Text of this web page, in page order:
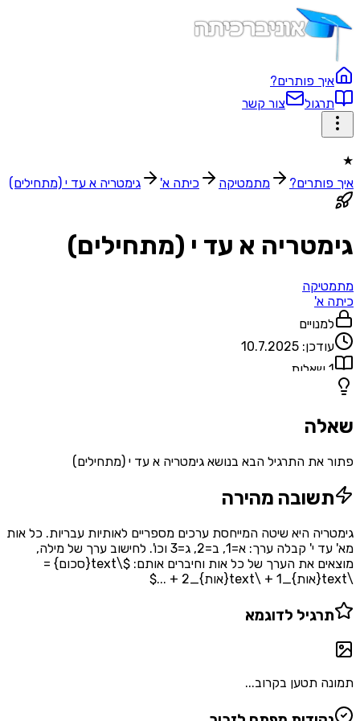
איך פותרים?
תרגול
צור קשר
★
איך פותרים?
מתמטיקה כיתה א' גימטריה א עד י (מתחילים)
גימטריה א עד י (מתחילים)
מתמטיקה
כיתה א'
למנויים
עודכן: 10.7.2025
1 שאלות
שאלה
פתור את התרגיל הבא בנושא גימטריה א עד י (מתחילים)
תשובה מהירה
גימטריה היא שיטה המייחסת ערכים מספריים לאותיות עבריות. כל אות
מא' עד י' קבלה ערך: א=1, ב=2, ג=3 וכו'. לחישוב ערך של מילה,
מוצאים את הערך של כל אות וחיברים אותם: $\text{סכום} =
\text{אות}_1 + \text{אות}_2 + ...$
תרגיל לדוגמא
תמונה תטען בקרוב...